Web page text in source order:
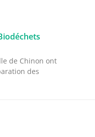
de Chinon ont
des